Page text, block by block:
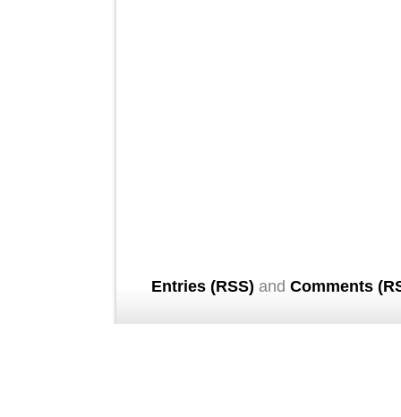
Entries (RSS) and Comments